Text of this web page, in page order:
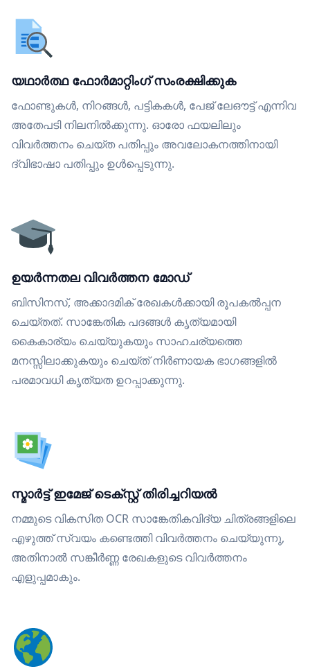
യഥാർത്ഥ ഫോർമാറ്റിംഗ് സംരക്ഷിക്കുക
ഫോണ്ടുകൾ, നിറങ്ങൾ, പട്ടികകൾ, പേജ് ലേഔട്ട് എന്നിവ
അതേപടി നിലനിൽക്കുന്നു. ഓരോ ഫയലിലും
വിവർത്തനം ചെയ്ത പതിപ്പും അവലോകനത്തിനായി
ദ്വിഭാഷാ പതിപ്പും ഉൾപ്പെടുന്നു.
ഉയർന്നതല വിവർത്തന മോഡ്
ബിസിനസ്, അക്കാദമിക് രേഖകൾക്കായി രൂപകൽപ്പന
ചെയ്തത്. സാങ്കേതിക പദങ്ങൾ കൃത്യമായി
കൈകാര്യം ചെയ്യുകയും സാഹചര്യത്തെ
മനസ്സിലാക്കുകയും ചെയ്ത് നിർണായക ഭാഗങ്ങളിൽ
പരമാവധി കൃത്യത ഉറപ്പാക്കുന്നു.
സ്മാർട്ട് ഇമേജ് ടെക്സ്റ്റ് തിരിച്ചറിയൽ
നമ്മുടെ വികസിത OCR സാങ്കേതികവിദ്യ ചിത്രങ്ങളിലെ
എഴുത്ത് സ്വയം കണ്ടെത്തി വിവർത്തനം ചെയ്യുന്നു,
അതിനാൽ സങ്കീർണ്ണ രേഖകളുടെ വിവർത്തനം
എളുപ്പമാകും.